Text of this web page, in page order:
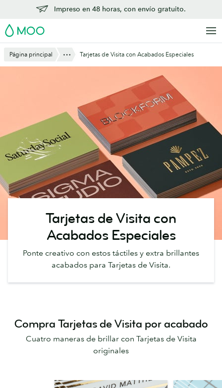
contenido
principal
Impreso en 48 horas, con envío gratuito.
MOO
Página principal Mostrar todo
Tarjetas de Visita con Acabados Especiales
Tarjetas de Visita con
Acabados Especiales
Ponte creativo con estos táctiles y extra brillantes
acabados para Tarjetas de Visita.
Compra Tarjetas de Visita por acabado
Cuatro maneras de brillar con Tarjetas de Visita
originales